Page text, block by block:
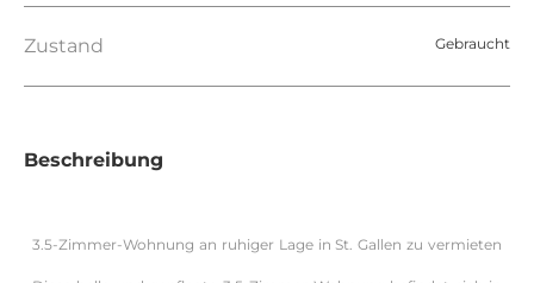
Zustand Gebraucht
Beschreibung
3.5-Zimmer-Wohnung an ruhiger Lage in St. Gallen zu vermieten